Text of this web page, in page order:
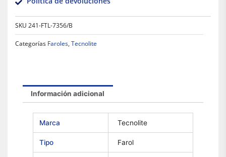
SKU 241-FTL-7356/B
Categorías Faroles, Tecnolite
Información adicional
Marca Tecnolite
Tipo Farol